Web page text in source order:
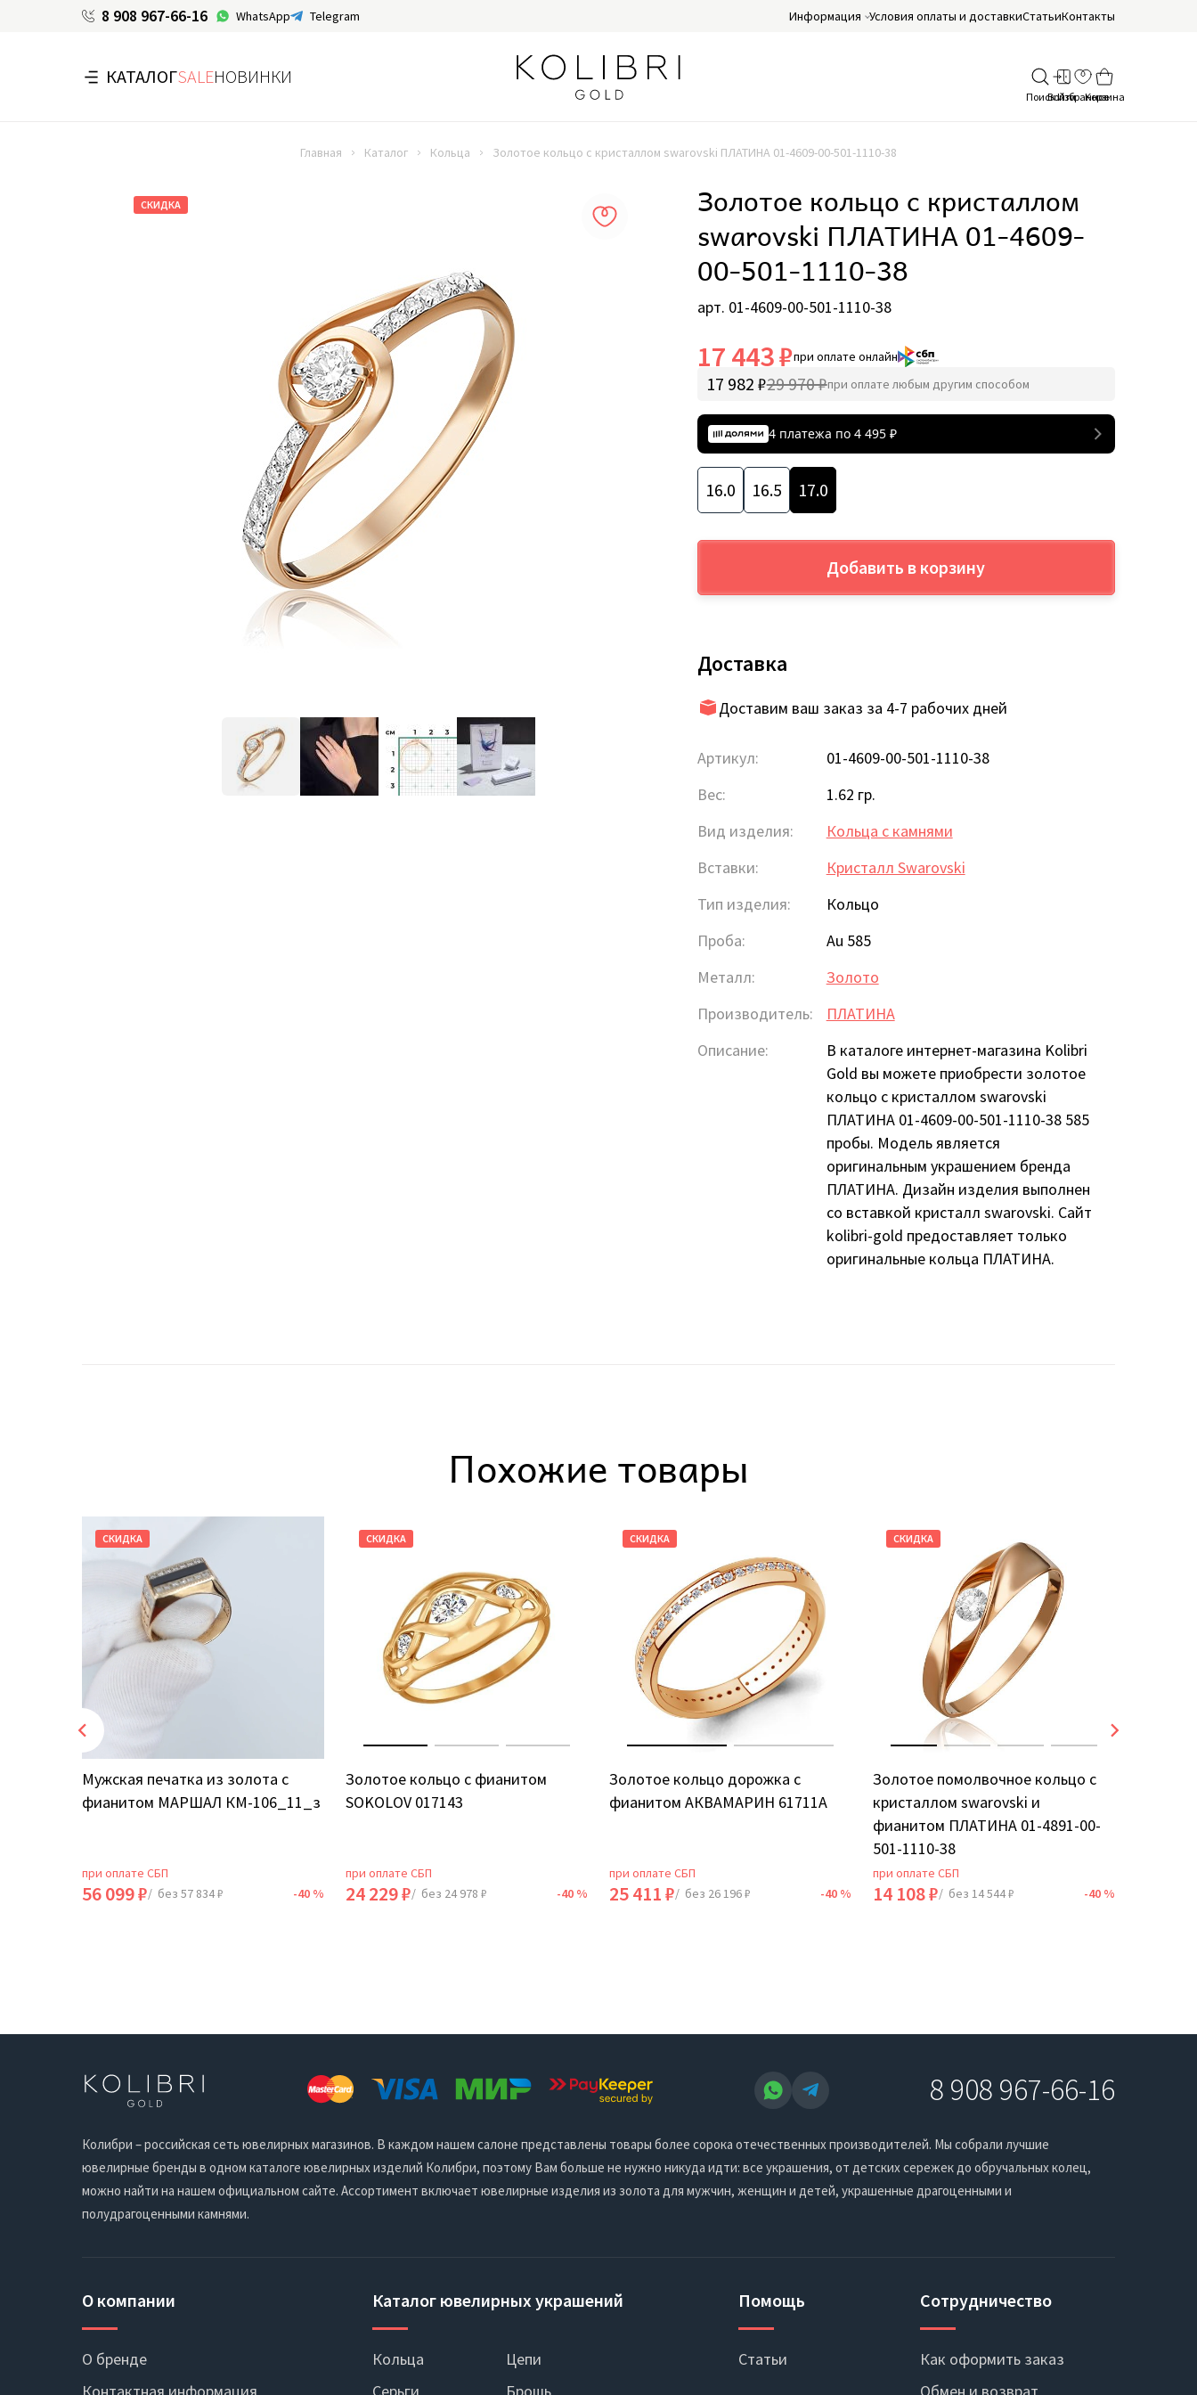
8 908 967-66-16 WhatsApp Telegram Информация Условия оплаты и доставкиСтатьиКонтакты
КАТАЛОГSALEНОВИНКИ
Главная Каталог Кольца Золотое кольцо с кристаллом swarovski ПЛАТИНА 01-4609-00-501-1110-38
СКИДКА Золотое кольцо с кристаллом
swarovski ПЛАТИНА 01-4609-
00-501-1110-38
арт. 01-4609-00-501-1110-38
17 443 ₽при оплате онлайн
17 982 ₽29 970 ₽при оплате любым другим способом
4 платежа по 4 495₽
16.0 16.5 17.0
Добавить в корзину
Доставка
Доставим ваш заказ за 4-7 рабочих дней
Артикул:
01-4609-00-501-1110-38
Вес:
1.62 гр.
Вид изделия:
Кольца с камнями
Вставки:
Кристалл Swarovski
Тип изделия:
Кольцо
Проба:
Au 585
Металл:
Золото
Производитель:
ПЛАТИНА
Описание:
В каталоге интернет-магазина Kolibri
Gold вы можете приобрести золотое
кольцо с кристаллом swarovski
ПЛАТИНА 01-4609-00-501-1110-38 585
пробы. Модель является
оригинальным украшением бренда
ПЛАТИНА. Дизайн изделия выполнен
со вставкой кристалл swarovski. Сайт
kolibri-gold предоставляет только
оригинальные кольца ПЛАТИНА.
Похожие товары
СКИДКА
Мужская печатка из золота с
фианитом МАРШАЛ КМ-106_11_з
при оплате СБП
56 099 ₽/ без 57 834 ₽ -40 %
СКИДКА
Золотое кольцо с фианитом
SOKOLOV 017143
при оплате СБП
24 229 ₽/ без 24 978 ₽ -40 %
СКИДКА
Золотое кольцо дорожка с
фианитом АКВАМАРИН 61711А
при оплате СБП
25 411 ₽/ без 26 196 ₽ -40 %
СКИДКА
Золотое помолвочное кольцо с
кристаллом swarovski и
фианитом ПЛАТИНА 01-4891-00-
501-1110-38
при оплате СБП
14 108 ₽/ без 14 544 ₽ -40 %
8 908 967-66-16
Колибри – российская сеть ювелирных магазинов. В каждом нашем салоне представлены товары более сорока отечественных производителей. Мы собрали лучшие
ювелирные бренды в одном каталоге ювелирных изделий Колибри, поэтому Вам больше не нужно никуда идти: все украшения, от детских сережек до обручальных колец,
можно найти на нашем официальном сайте. Ассортимент включает ювелирные изделия из золота для мужчин, женщин и детей, украшенные драгоценными и
полудрагоценными камнями.
О компании
О бренде
Каталог ювелирных украшений
Кольца
Цепи
Помощь
Статьи
Сотрудничество
Как оформить заказ